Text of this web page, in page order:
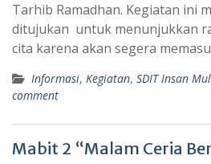
Tarhib Ramadhan. Kegiatan ini
ditujukan untuk menunjukkan
cita karena akan segera
Informasi, Kegiatan, SDIT Insan
comment
Mabit 2 “Malam Ceria